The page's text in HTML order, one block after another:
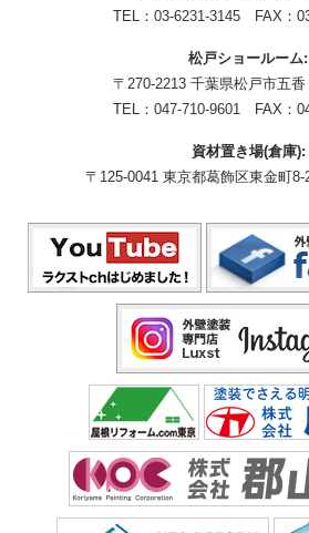
TEL： 03-6231-3145 FAX：
松戸ショールーム:
〒270-2213 千葉県松戸市五香
TEL： 047-710-9601 FAX：
資材置き場(倉庫):
〒125-0041 東京都葛飾区東金町